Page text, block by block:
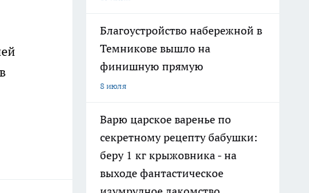
Благоустройство набережной в
Темникове вышло на
финишную прямую
8 июля
Варю царское варенье по
секретному рецепту бабушки:
беру 1 кг крыжовника - на
выходе фантастическое